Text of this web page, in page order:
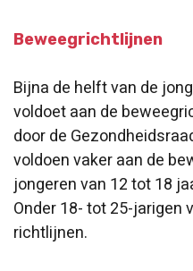
Beweegrichtlijnen
Bijna de helft van de
voldoet aan de
door de
voldoen vaker aan de
jongeren van 12 tot 18
Onder 18- tot 25-jarigen
richtlijnen.